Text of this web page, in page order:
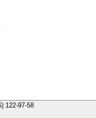
+7 (926) 122-97-58